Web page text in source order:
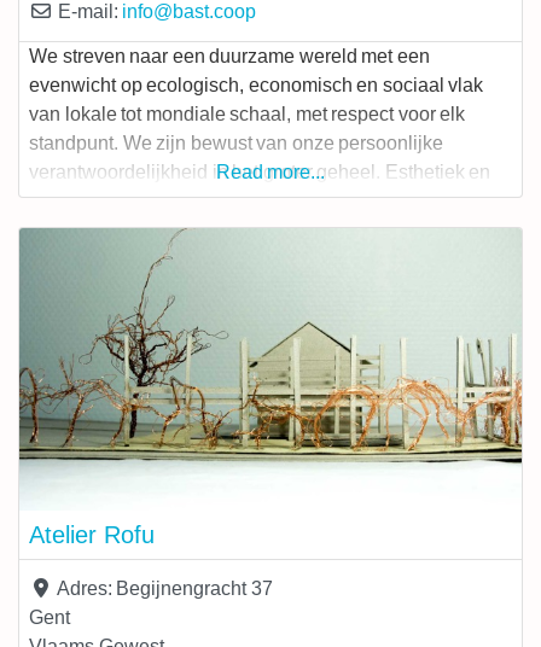
E-mail: info@bast.coop
We streven naar een duurzame wereld met een
evenwicht op ecologisch, economisch en sociaal vlak
van lokale tot mondiale schaal, met respect voor elk
standpunt. We zijn bewust van onze persoonlijke
verantwoordelijkheid in het groter geheel. Esthetiek en
duurzaamheid vullen elkaar aan, ze versterken mekaar
zelfs. Ecologisch bouwen is geen stijl en dat willen we
vermijden. Ecologisch bouwen biedt het
Read more...
Atelier Rofu
Adres: Begijnengracht 37
Gent